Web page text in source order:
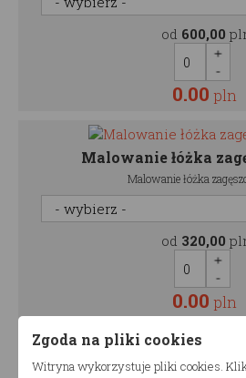
od 600,00
0.00 pln
Malowanie łóżka
Malowanie łóżka
od 320,00
0.00 pln
Malowanie
Zgoda na pliki cookies
Witryna wykorzystuje pliki cookies.